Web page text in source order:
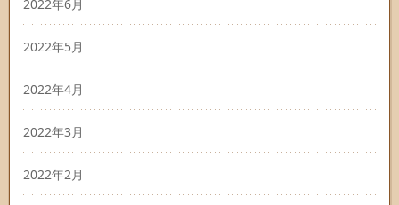
2022年6月
2022年5月
2022年4月
2022年3月
2022年2月